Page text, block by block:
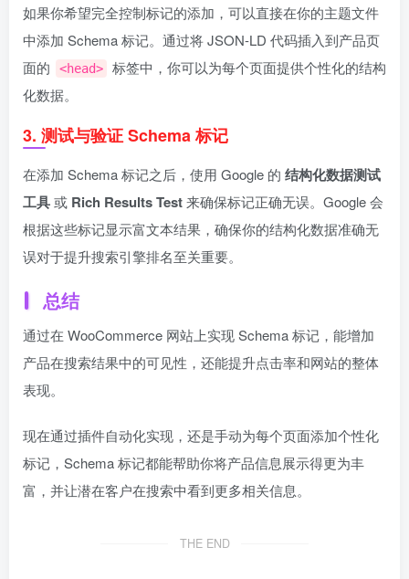
如果你希望完全控制标记的添加，可以直接在你的主题文件
中添加 Schema 标记。通过将 JSON-LD 代码插入到产品页
面的
<head>
标签中，你可以为每个页面提供个性化的结构
化数据。
3. 测试与验证 Schema 标记
在添加 Schema 标记之后，使用 Google 的 结构化数据测试
工具或 Rich Results Test来确保标记正确无误。Google 会
根据这些标记显示富文本结果，确保你的结构化数据准确无
误对于提升搜索引擎排名至关重要。
总结
通过在 WooCommerce 网站上实现 Schema 标记，能增加
产品在搜索结果中的可见性，还能提升点击率和网站的整体
表现。
现在通过插件自动化实现，还是手动为每个页面添加个性化
标记，Schema 标记都能帮助你将产品信息展示得更为丰
富，并让潜在客户在搜索中看到更多相关信息。
THE END